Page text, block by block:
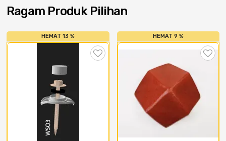
Ragam Produk Pilihan
HEMAT 13 % HEMAT 9 %